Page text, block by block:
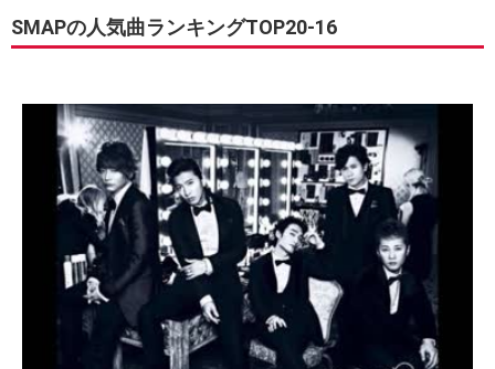
SMAPの人気曲ランキングTOP20-16